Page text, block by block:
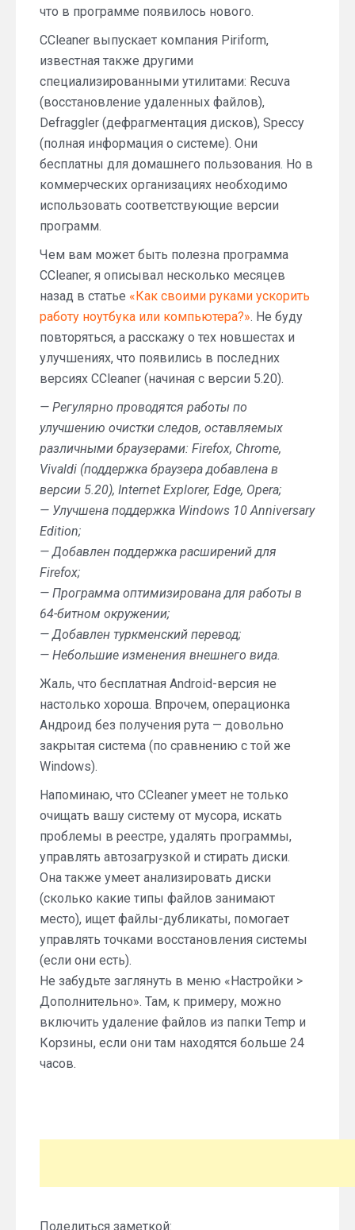
что в программе появилось нового.
CCleaner выпускает компания Piriform,
известная также другими
специализированными утилитами: Recuva
(восстановление удаленных файлов),
Defraggler (дефрагментация дисков), Speccy
(полная информация о системе). Они
бесплатны для домашнего пользования. Но в
коммерческих организациях необходимо
использовать соответствующие версии
программ.
Чем вам может быть полезна программа
CCleaner, я описывал несколько месяцев
назад в статье «Как своими руками ускорить
работу ноутбука или компьютера?». Не буду
повторяться, а расскажу о тех новшестах и
улучшениях, что появились в последних
версиях CCleaner (начиная с версии 5.20).
— Регулярно проводятся работы по
улучшению очистки следов, оставляемых
различными браузерами: Firefox, Chrome,
Vivaldi (поддержка браузера добавлена в
версии 5.20), Internet Explorer, Edge, Opera;
— Улучшена поддержка Windows 10 Anniversary
Edition;
— Добавлен поддержка расширений для
Firefox;
— Программа оптимизирована для работы в
64-битном окружении;
— Добавлен туркменский перевод;
— Небольшие изменения внешнего вида.
Жаль, что бесплатная Android-версия не
настолько хороша. Впрочем, операционка
Андроид без получения рута — довольно
закрытая система (по сравнению с той же
Windows).
Напоминаю, что CCleaner умеет не только
очищать вашу систему от мусора, искать
проблемы в реестре, удалять программы,
управлять автозагрузкой и стирать диски.
Она также умеет анализировать диски
(сколько какие типы файлов занимают
место), ищет файлы-дубликаты, помогает
управлять точками восстановления системы
(если они есть).
Не забудьте заглянуть в меню «Настройки >
Дополнительно». Там, к примеру, можно
включить удаление файлов из папки Temp и
Корзины, если они там находятся больше 24
часов.
Поделиться заметкой: